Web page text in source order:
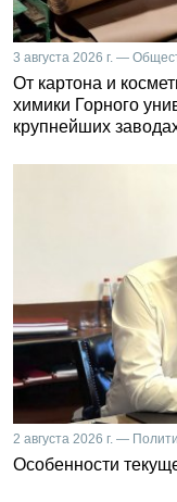
3 августа 2026 г. —
От картона и
химики Горного
крупнейших
2 августа 2026 г. —
Особенности